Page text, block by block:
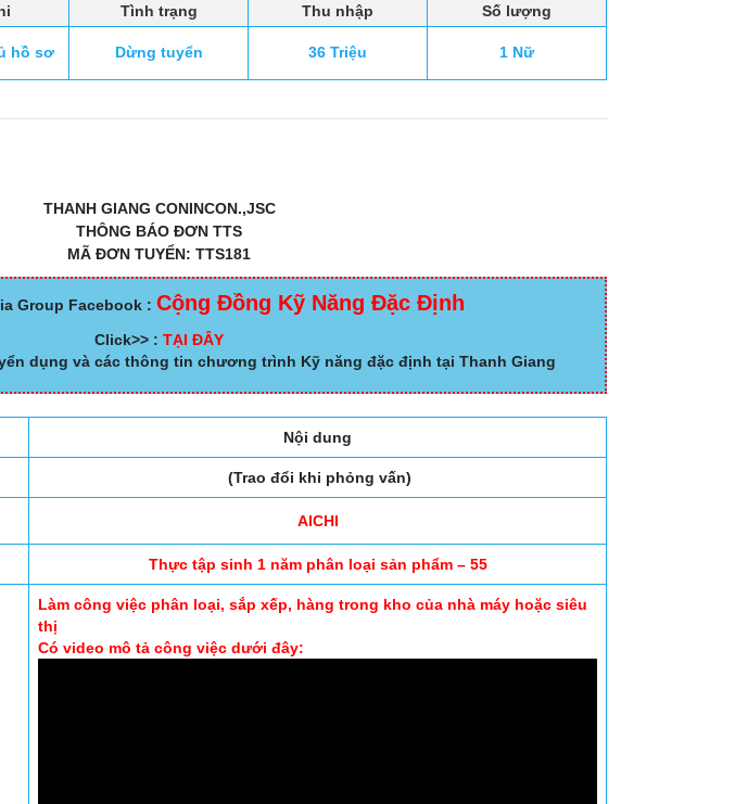
Tình trạng Thu nhập
Số lượng
hồ sơ Dừng tuyển 36 Triệu 1 Nữ
THANH GIANG CONINCON.,JSC
THÔNG BÁO ĐƠN TTS
MÃ ĐƠN TUYỂN: TTS181
Group Facebook : Cộng Đồng Kỹ Năng Đặc Định
Click>> : TẠI ĐÂY
dụng và các thông tin chương trình Kỹ năng đặc định tại Thanh Giang
Nội dung
(Trao đổi khi phỏng vấn)
AICHI
Thực tập sinh 1 năm phân loại sản phẩm – 55
Làm công việc phân loại, sắp xếp, hàng trong kho của nhà máy hoặc siêu
thị
Có video mô tả công việc dưới đây: